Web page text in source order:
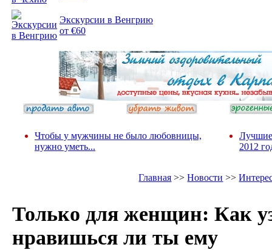
Экскурсии в Венгрию
от €60
Чтобы у мужчины не было любовницы,
нужно уметь...
Лучшие
2012
Главная >>Новости >>
Только для женщин: Как
нравишься ли ты ему